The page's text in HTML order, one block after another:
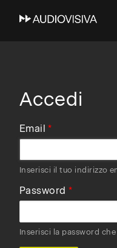
Skip
Accedi
Email
Inserisci il tuo indirizzo
Password
Inserisci la password